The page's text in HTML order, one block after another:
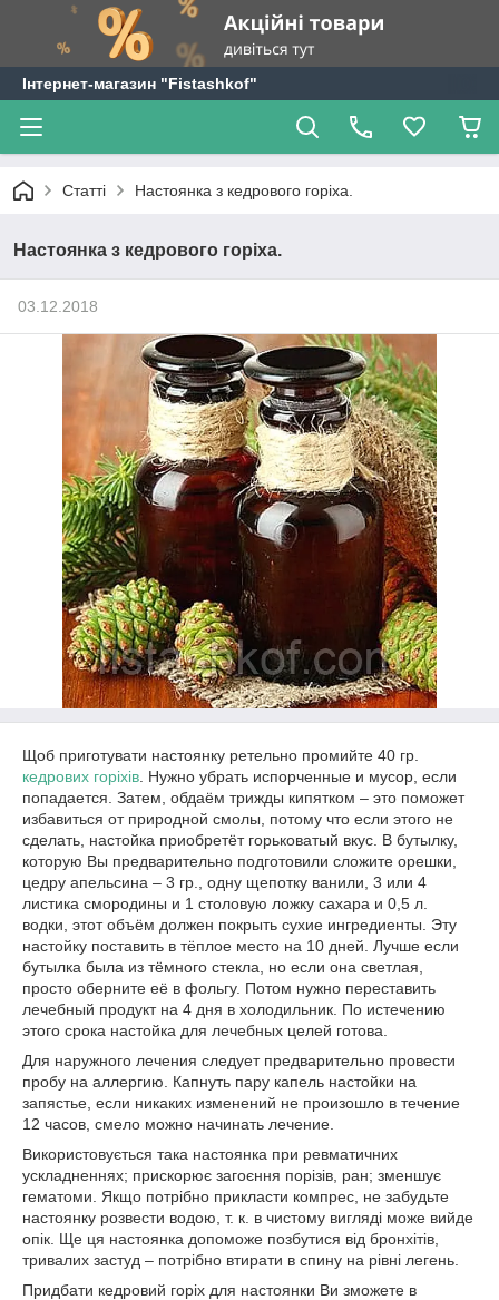
Інтернет-магазин "Fistashkof"
Статті Настоянка з кедрового горіха.
Настоянка з кедрового горіха.
03.12.2018
Щоб приготувати настоянку ретельно промийте 40 гр.
кедрових горіхів . Нужно убрать испорченные и мусор, если
попадается. Затем, обдаём трижды кипятком – это поможет
избавиться от природной смолы, потому что если этого не
сделать, настойка приобретёт горьковатый вкус. В бутылку,
которую Вы предварительно подготовили сложите орешки,
цедру апельсина – 3 гр., одну щепотку ванили, 3 или 4
листика смородины и 1 столовую ложку сахара и 0,5 л.
водки, этот объём должен покрыть сухие ингредиенты. Эту
настойку поставить в тёплое место на 10 дней. Лучше если
бутылка была из тёмного стекла, но если она светлая,
просто оберните её в фольгу. Потом нужно переставить
лечебный продукт на 4 дня в холодильник. По истечению
этого срока настойка для лечебных целей готова.
Для наружного лечения следует предварительно провести
пробу на аллергию. Капнуть пару капель настойки на
запястье, если никаких изменений не произошло в течение
12 часов, смело можно начинать лечение.
Використовується така настоянка при ревматичних
ускладненнях; прискорює загоєння порізів, ран; зменшує
гематоми. Якщо потрібно прикласти компрес, не забудьте
настоянку розвести водою, т. к. в чистому вигляді може вийде
опік. Ще ця настоянка допоможе позбутися від бронхітів,
тривалих застуд – потрібно втирати в спину на рівні легень.
Придбати кедровий горіх для настоянки Ви зможете в